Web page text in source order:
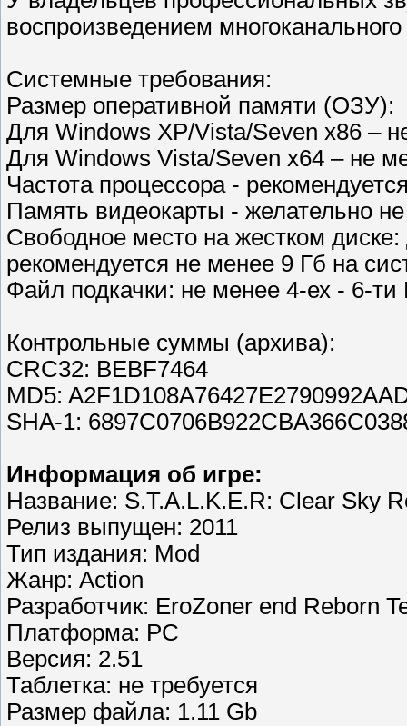
воспроизведением многоканального
Системные требования:
Размер оперативной памяти (ОЗУ):
Для Windows XP/Vista/Seven x86 –
Для Windows Vista/Seven x64 – не
Частота процессора -
Память видеокарты - желательно
Свободное место на жестком
рекомендуется не менее 9 Гб на
Файл подкачки: не менее 4-ех - 6-ти
Контрольные суммы (архива):
CRC32: BEBF7464
MD5:
SHA-1:
Информация об игре:
Название: S.T.A.L.K.E.R: Clear Sky
Релиз выпущен: 2011
Тип издания: Mod
Жанр: Action
Разработчик: EroZoner end Reborn
Платформа: PC
Версия: 2.51
Таблетка: не требуется
Размер файла: 1.11 Gb